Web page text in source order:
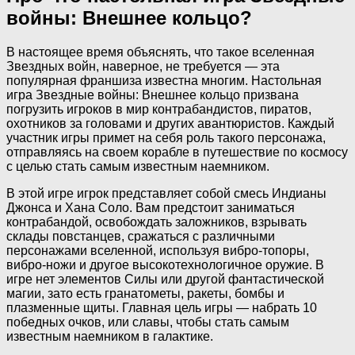
войны: Внешнее кольцо?
В настоящее время объяснять, что такое вселенная
Звездных войн, наверное, не требуется — эта
популярная франшиза известна многим. Настольная
игра Звездные войны: Внешнее кольцо призвана
погрузить игроков в мир контрабандистов, пиратов,
охотников за головами и других авантюристов. Каждый
участник игры примет на себя роль такого персонажа,
отправляясь на своем корабле в путешествие по космосу
с целью стать самым известным наемником.
В этой игре игрок представляет собой смесь Индианы
Джонса и Хана Соло. Вам предстоит заниматься
контрабандой, освобождать заложников, взрывать
склады повстанцев, сражаться с различными
персонажами вселенной, используя вибро-топоры,
вибро-ножи и другое высокотехнологичное оружие. В
игре нет элементов Силы или другой фантастической
магии, зато есть гранатометы, ракеты, бомбы и
плазменные щиты. Главная цель игры — набрать 10
победных очков, или славы, чтобы стать самым
известным наемником в галактике.